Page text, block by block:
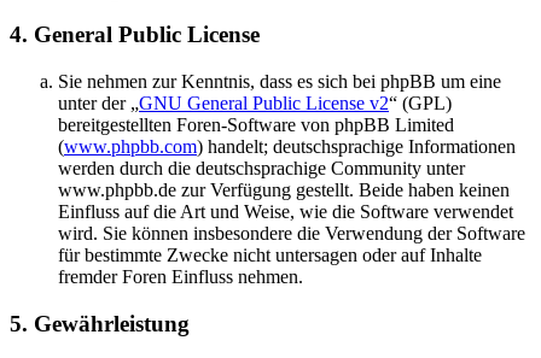
4. General Public License
Sie nehmen zur Kenntnis, dass es sich bei phpBB um eine
unter der „GNU General Public License v2“ (GPL)
bereitgestellten Foren-Software von phpBB Limited
(www.phpbb.com) handelt; deutschsprachige Informationen
werden durch die deutschsprachige Community unter
www.phpbb.de zur Verfügung gestellt. Beide haben keinen
Einfluss auf die Art und Weise, wie die Software verwendet
wird. Sie können insbesondere die Verwendung der Software
für bestimmte Zwecke nicht untersagen oder auf Inhalte
fremder Foren Einfluss nehmen.
5. Gewährleistung